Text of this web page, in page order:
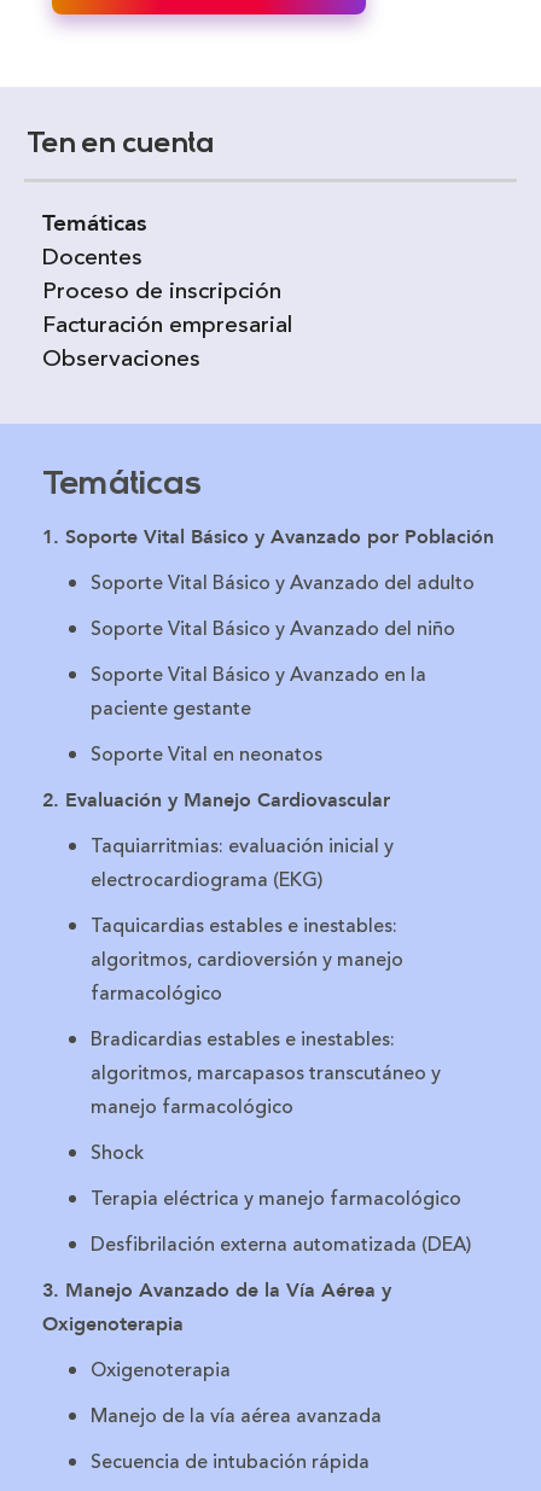
Ten en cuenta
Temáticas
Docentes
Proceso de inscripción
Facturación empresarial
Observaciones
Temáticas
1. Soporte Vital Básico y Avanzado por Población
Soporte Vital Básico y Avanzado del adulto
Soporte Vital Básico y Avanzado del niño
Soporte Vital Básico y Avanzado en la
paciente gestante
Soporte Vital en neonatos
2. Evaluación y Manejo Cardiovascular
Taquiarritmias: evaluación inicial y
electrocardiograma (EKG)
Taquicardias estables e inestables:
algoritmos, cardioversión y manejo
farmacológico
Bradicardias estables e inestables:
algoritmos, marcapasos transcutáneo y
manejo farmacológico
Shock
Terapia eléctrica y manejo farmacológico
Desfibrilación externa automatizada (DEA)
3. Manejo Avanzado de la Vía Aérea y
Oxigenoterapia
Oxigenoterapia
Manejo de la vía aérea avanzada
Secuencia de intubación rápida